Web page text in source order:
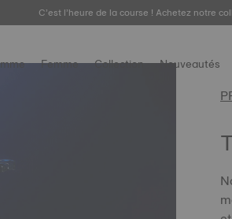
C’est l’heure de la course ! Achetez notre
Femme Collection Nouveautés